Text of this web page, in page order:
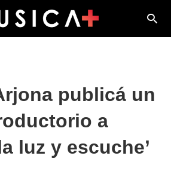
publicá un
a
luz y escuche’